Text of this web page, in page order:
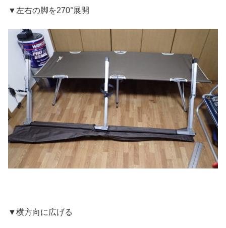
▼左右の脚を270°展開
▼横方向に広げる